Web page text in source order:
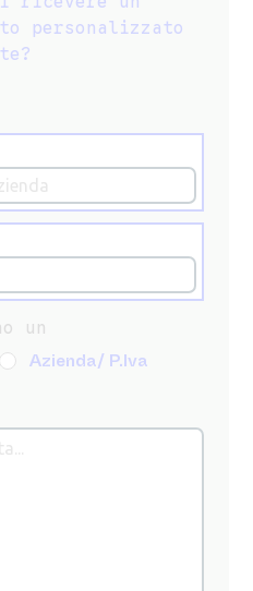
personalizzato
un
Azienda/ P.Iva